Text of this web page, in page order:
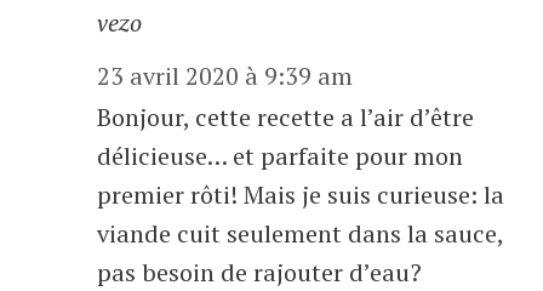
vezo
23 avril 2020 à 9:39 am
Bonjour, cette recette a l’air d’être
délicieuse… et parfaite pour mon
premier rôti! Mais je suis curieuse: la
viande cuit seulement dans la sauce,
pas besoin de rajouter d’eau?